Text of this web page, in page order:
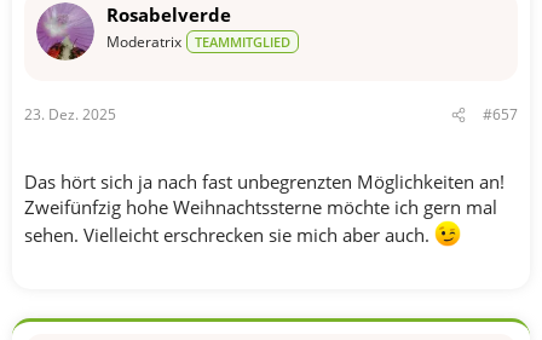
o
:
Rosabelverde
Moderatrix TEAMMITGLIED
23. Dez. 2025 #657
Das hört sich ja nach fast unbegrenzten Möglichkeiten an!
Zweifünfzig hohe Weihnachtssterne möchte ich gern mal
sehen. Vielleicht erschrecken sie mich aber auch.